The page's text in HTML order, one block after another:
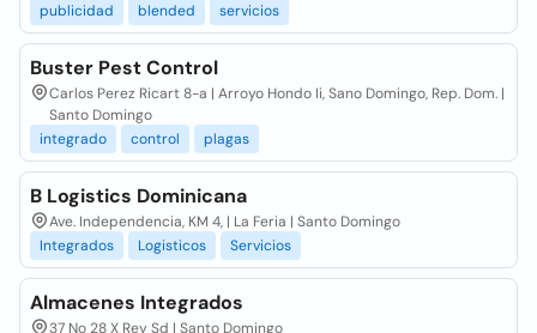
publicidad
blended servicios
Buster Pest Control
Carlos Perez Ricart 8-a | Arroyo Hondo Ii, Sano Domingo, Rep. Dom. |
Santo Domingo
integrado
control plagas
B Logistics Dominicana
Ave. Independencia, KM 4, | La Feria | Santo Domingo
Integrados
Logisticos Servicios
Almacenes Integrados
37 No 28 X Rey Sd | Santo Domingo